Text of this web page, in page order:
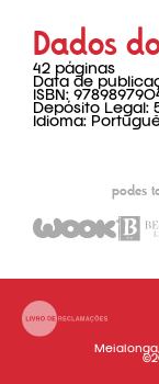
Dados
42 páginas
Data de
ISBN:
Depósito Legal:
Idioma:
podes